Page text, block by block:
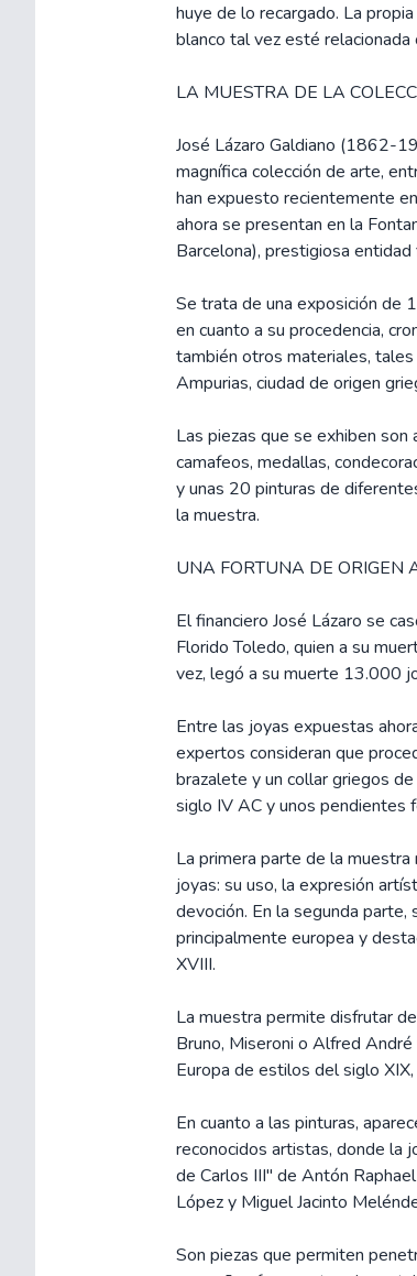
huye de lo recargado. La
blanco tal vez esté
LA MUESTRA DE LA
José Lázaro Galdiano (1862-
magnífica colección de arte,
han expuesto recientemente
ahora se presentan en la
Barcelona), prestigiosa
Se trata de una exposición de
en cuanto a su procedencia,
también otros materiales,
Ampurias, ciudad de origen
Las piezas que se exhiben
camafeos, medallas,
y unas 20 pinturas de
la muestra.
UNA FORTUNA DE ORIGEN
El financiero José Lázaro se
Florido Toledo, quien a su
vez, legó a su muerte 13.000
Entre las joyas expuestas
expertos consideran que
brazalete y un collar griegos
siglo IV AC y unos pendientes
La primera parte de la
joyas: su uso, la expresión
devoción. En la segunda parte,
principalmente europea y
XVIII.
La muestra permite disfrutar
Bruno, Miseroni o Alfred
Europa de estilos del siglo
En cuanto a las pinturas,
reconocidos artistas, donde la
de Carlos III" de Antón
López y Miguel Jacinto
Son piezas que permiten